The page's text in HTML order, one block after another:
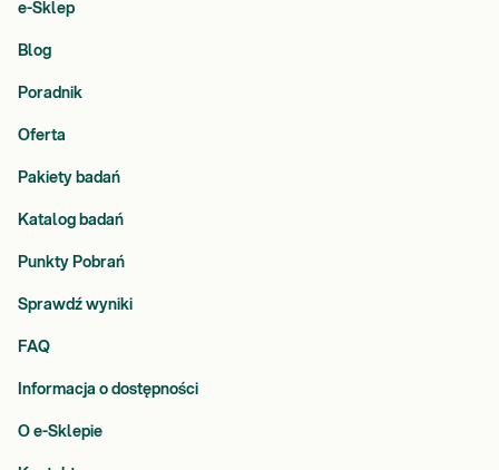
e-Sklep
Blog
Poradnik
Oferta
Pakiety badań
Katalog badań
Punkty Pobrań
Sprawdź wyniki
FAQ
Informacja o dostępności
O e-Sklepie